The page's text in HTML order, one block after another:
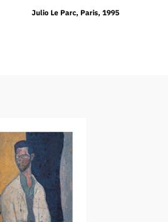
Julio Le Parc, Paris, 1995